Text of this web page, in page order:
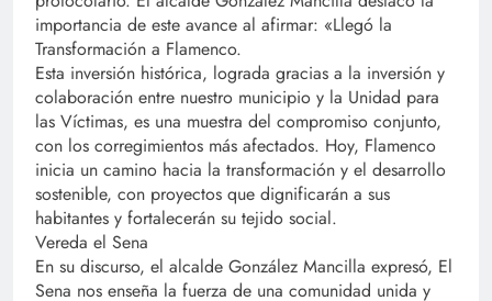
importancia de este avance al afirmar: «Llegó la
Transformación a Flamenco.
Esta inversión histórica, lograda gracias a la inversión y
colaboración entre nuestro municipio y la Unidad para
las Víctimas, es una muestra del compromiso conjunto,
con los corregimientos más afectados. Hoy, Flamenco
inicia un camino hacia la transformación y el desarrollo
sostenible, con proyectos que dignificarán a sus
habitantes y fortalecerán su tejido social.
Vereda el Sena
En su discurso, el alcalde González Mancilla expresó, El
Sena nos enseña la fuerza de una comunidad unida y